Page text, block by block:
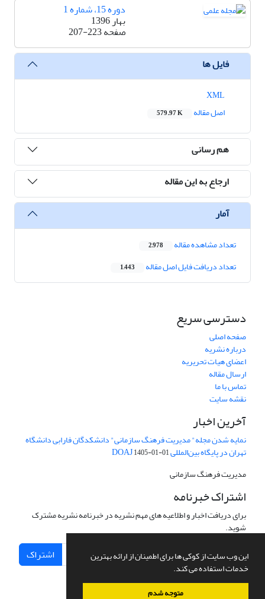
این وب سایت از کوکی ها برای اطمینان از ارائه بهترین
خدمات استفاده می کند.
متوجه شدم
دوره 15، شماره 1
بهار 1396
صفحه207-223
فایل ها
اصل مقاله
579.97 K
هم رسانی
ارجاع به این مقاله
آمار
تعداد مشاهده مقاله 2,978
تعداد دریافت فایل اصل مقاله 1,443
دسترسی سریع
صفحه اصلی
درباره نشریه
اعضای هیات تحریریه
ارسال مقاله
تماس با ما
نقشه سایت
آخرین اخبار
نمایه شدن مجله" مدیریت فرهنگ سازمانی" دانشکدگان فارابی دانشگاه
تهران در پایگاه بین‌المللی DOAJ1405-01-01
مدیریت فرهنگ سازمانی
اشتراک خبرنامه
برای دریافت اخبار و اطلاعیه های مهم نشریه در خبرنامه نشریه مشترک
شوید.
اشتراک